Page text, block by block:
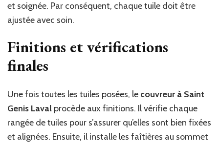
et soignée. Par conséquent, chaque tuile doit être
ajustée avec soin.
Finitions et vérifications
finales
Une fois toutes les tuiles posées, le couvreur à Saint
Genis Laval procède aux finitions. Il vérifie chaque
rangée de tuiles pour s’assurer qu’elles sont bien fixées
et alignées. Ensuite, il installe les faîtières au sommet